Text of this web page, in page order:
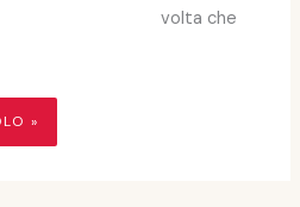
volta che